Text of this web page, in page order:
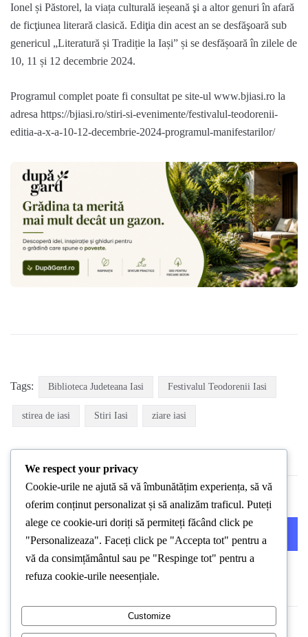
Ionel și Păstorel, la viața culturală ieșeană şi a altor genuri în afară
de ficţiunea literară clasică. Ediţia din acest an se desfăşoară sub
genericul „Literatură și Tradiție la Iași” și se desfășoară în zilele de
10, 11 și 12 decembrie 2024.
Programul complet poate fi consultat pe site-ul www.bjiasi.ro la
adresa https://bjiasi.ro/stiri-si-evenimente/festivalul-teodorenii-
editia-a-x-a-10-12-decembrie-2024-programul-manifestarilor/
Tags: Biblioteca Judeteana Iasi Festivalul Teodorenii Iasi
stirea de iasi Stiri Iasi ziare iasi
PREVIOUS POST NEXT POST
We respect your privacy
Cookie-urile ne ajută să vă îmbunătățim experiența, să vă
oferim conținut personalizat și să analizăm traficul. Puteți
alege ce cookie-uri doriți să permiteți făcând click pe
"Personalizeaza". Faceți click pe "Accepta tot" pentru a
vă da consimțământul sau pe "Respinge tot" pentru a
refuza cookie-urile neesențiale.
Customize